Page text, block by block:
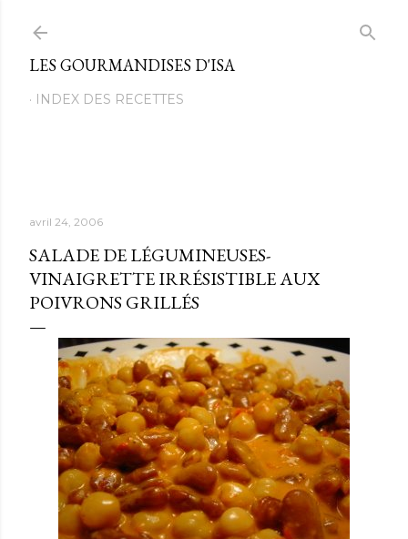
LES GOURMANDISES D'ISA
INDEX DES RECETTES
avril 24, 2006
SALADE DE LÉGUMINEUSES-
VINAIGRETTE IRRÉSISTIBLE AUX
POIVRONS GRILLÉS